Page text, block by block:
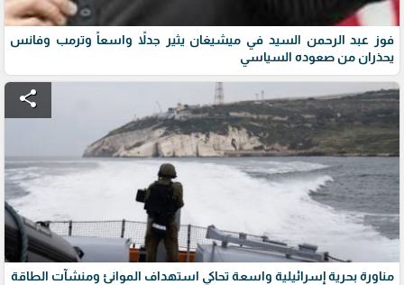
فوز عبد الرحمن السيد في ميشيغان يثير جدلاً واسعاً وترمب وفانس
يحذران من صعوده السياسي
share
مناورة بحرية إسرائيلية واسعة تحاكي استهداف الموانئ ومنشآت الطاقة